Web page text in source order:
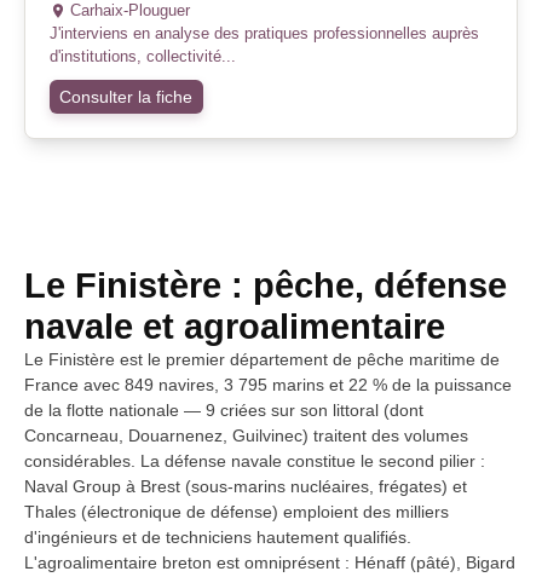
Carhaix-Plouguer
J'interviens en analyse des pratiques professionnelles auprès
d'institutions, collectivité...
Consulter la fiche
Le Finistère : pêche, défense
navale et agroalimentaire
Le Finistère est le premier département de pêche maritime de
France avec 849 navires, 3 795 marins et 22 % de la puissance
de la flotte nationale — 9 criées sur son littoral (dont
Concarneau, Douarnenez, Guilvinec) traitent des volumes
considérables. La défense navale constitue le second pilier :
Naval Group à Brest (sous-marins nucléaires, frégates) et
Thales (électronique de défense) emploient des milliers
d'ingénieurs et de techniciens hautement qualifiés.
L'agroalimentaire breton est omniprésent : Hénaff (pâté), Bigard